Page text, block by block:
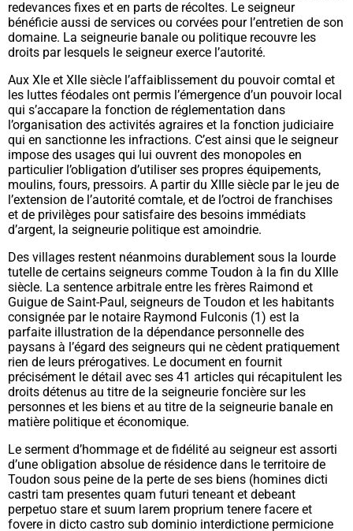
redevances fixes et en parts de récoltes. Le seigneur
bénéficie aussi de services ou corvées pour l’entretien de son
domaine. La seigneurie banale ou politique recouvre les
droits par lesquels le seigneur exerce l’autorité.
Aux XIe et XIIe siècle l’affaiblissement du pouvoir comtal et
les luttes féodales ont permis l’émergence d’un pouvoir local
qui s’accapare la fonction de réglementation dans
l’organisation des activités agraires et la fonction judiciaire
qui en sanctionne les infractions. C’est ainsi que le seigneur
impose des usages qui lui ouvrent des monopoles en
particulier l’obligation d’utiliser ses propres équipements,
moulins, fours, pressoirs. A partir du XIIIe siècle par le jeu de
l’extension de l’autorité comtale, et de l’octroi de franchises
et de privilèges pour satisfaire des besoins immédiats
d’argent, la seigneurie politique est amoindrie.
Des villages restent néanmoins durablement sous la lourde
tutelle de certains seigneurs comme Toudon à la fin du XIIIe
siècle. La sentence arbitrale entre les frères Raimond et
Guigue de Saint-Paul, seigneurs de Toudon et les habitants
consignée par le notaire Raymond Fulconis (1) est la
parfaite illustration de la dépendance personnelle des
paysans à l’égard des seigneurs qui ne cèdent pratiquement
rien de leurs prérogatives. Le document en fournit
précisément le détail avec ses 41 articles qui récapitulent les
droits détenus au titre de la seigneurie foncière sur les
personnes et les biens et au titre de la seigneurie banale en
matière politique et économique.
Le serment d’hommage et de fidélité au seigneur est assorti
d’une obligation absolue de résidence dans le territoire de
Toudon sous peine de la perte de ses biens (homines dicti
castri tam presentes quam futuri teneant et debeant
perpetuo stare et suum larem proprium tenere facere et
fovere in dicto castro sub dominio interdictione permicione